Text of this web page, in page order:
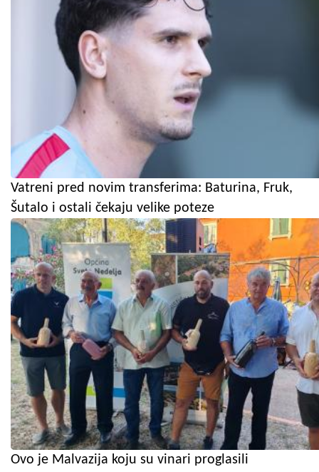
Vatreni pred novim transferima: Baturina, Fruk,
Šutalo i ostali čekaju velike poteze
Ovo je Malvazija koju su vinari proglasili